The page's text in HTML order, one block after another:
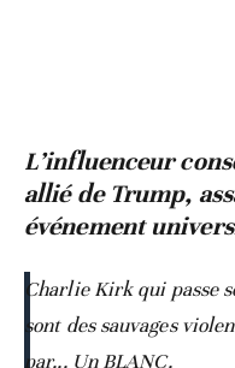
L’influenceur
allié de Trump,
événement
Charlie Kirk qui passe
sont des sauvages
par... Un BLANC.